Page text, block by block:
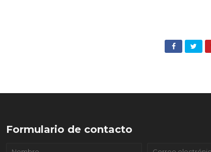
Formulario de contacto